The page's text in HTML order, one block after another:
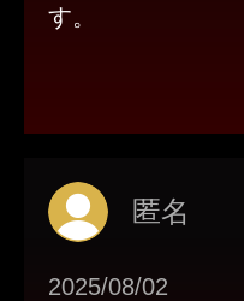
す。
匿名
2025/08/02